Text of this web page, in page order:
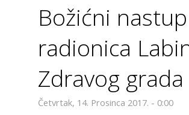
Božićni nastup
radionica
Zdravog grada
Četvrtak, 14. Prosinca 2017. - 0:00